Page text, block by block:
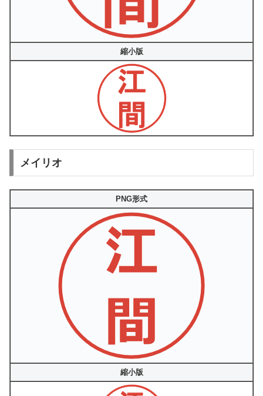
縮小版
メイリオ
PNG形式
縮小版